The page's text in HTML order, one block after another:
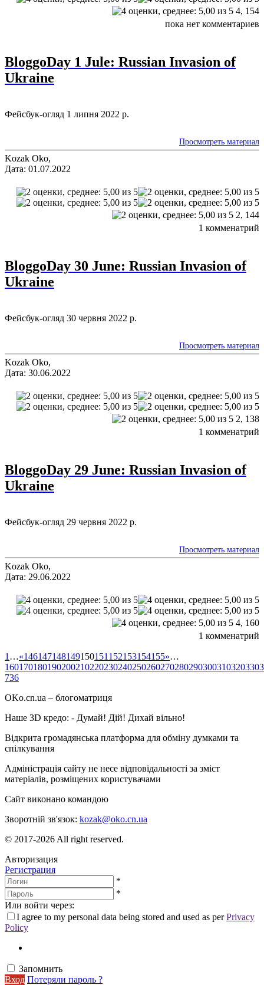
4, 154
пока нет комментариев
BloggoDay 1 Jule: Russian Invasion of
Ukraine
Фейсбук-огляд 1 липня 2022 р.
Просмотреть материал
Kozak Oko,
Дата: 01.07.2022
2, 144
1 комменатрий
BloggoDay 30 June: Russian Invasion of
Ukraine
Фейсбук-огляд 30 червня 2022 р.
Просмотреть материал
Kozak Oko,
Дата: 30.06.2022
2, 138
1 комменатрий
BloggoDay 29 June: Russian Invasion of
Ukraine
Фейсбук-огляд 29 червня 2022 р.
Просмотреть материал
Kozak Oko,
Дата: 29.06.2022
4, 160
1 комменатрий
1 …«146147148149150151 152153154155»…
160170180190200210220230240250260270280290300310320330
736
OKo.cn.ua – блогоматриця
Наше 3D кредо: - Думай! Дій! Дихай вільно!
Відкрита громадянська платформа для обміну думками та
спілкування
Адміністрація сайту не несе відповідальності за зміст
матеріалів, розміщених користувачами
Сайт виконано командою
Зворотній зв'язок: kozak@oko.cn.ua
© 2017-2026 All right reserved.
Авторизация
Регистрация
*
*
Или войти через:
I agree to my personal data being stored and used as perPrivacy
Policy
Запомнить
Вход Потеряли пароль ?